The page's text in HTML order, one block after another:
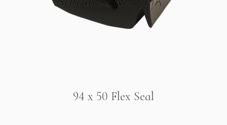
94 x 50 Flex Seal